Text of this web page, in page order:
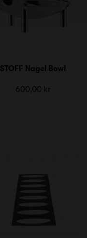
STOFF Nagel Bowl
600,00 kr